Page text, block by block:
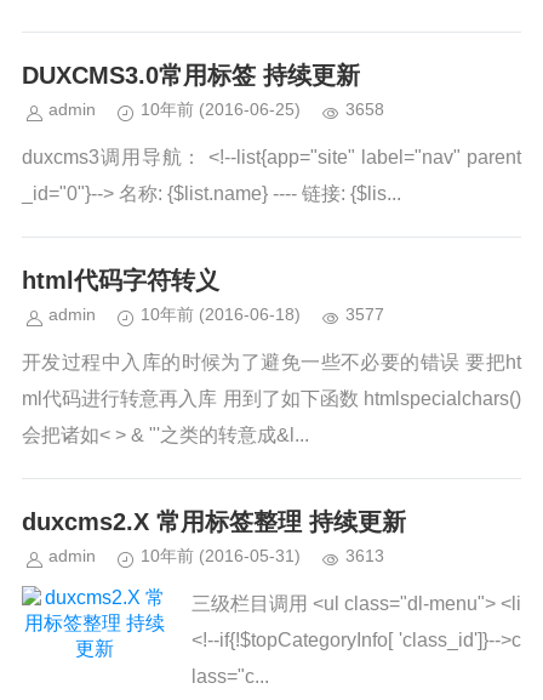
DUXCMS3.0常用标签 持续更新
admin 10年前 (2016-06-25) 3658
duxcms3调用导航： <!--list{app="site" label="nav" parent
_id="0"}--> 名称: {$list.name} ---- 链接: {$lis...
html代码字符转义
admin 10年前 (2016-06-18) 3577
开发过程中入库的时候为了避免一些不必要的错误 要把ht
ml代码进行转意再入库 用到了如下函数 htmlspecialchars()
会把诸如< > & "'之类的转意成&l...
duxcms2.X 常用标签整理 持续更新
admin 10年前 (2016-05-31) 3613
三级栏目调用 <ul class="dl-menu"> <li
<!--if{!$topCategoryInfo[ 'class_id']}-->c
lass="c...